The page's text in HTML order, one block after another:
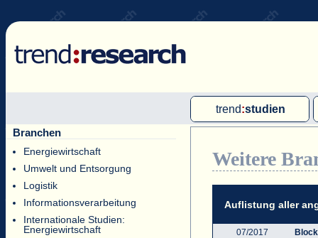
trend:studien
Single-Client-Studien
Internationale Markt Reports
Branchen
Energiewirtschaft
Umwelt und Entsorgung
Logistik
Informationsverarbeitung
Internationale Studien:
Energiewirtschaft
Weitere
Auflistung aller
07/2017